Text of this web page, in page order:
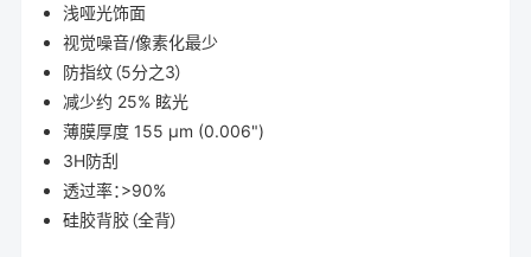
浅哑光饰面
视觉噪音/像素化最少
防指纹（5分之3）
减少约 25% 眩光
薄膜厚度 155 µm (0.006")
3H防刮
透过率：>90%
硅胶背胶（全背）